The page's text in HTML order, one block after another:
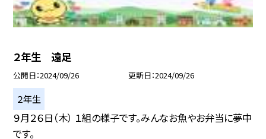
２年生 遠足
公開日 2024/09/26 更新日 2024/09/26
２年生
９月２６日（木） １組の様子です。みんなお魚やお弁当に夢中
です。